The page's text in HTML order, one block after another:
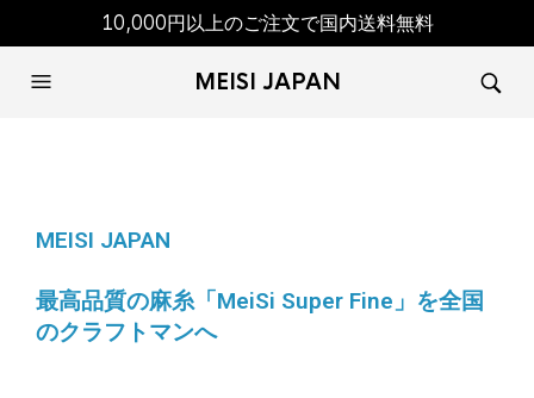
10,000円以上のご注文で国内送料無料
MEISI JAPAN
MEISI JAPAN
最高品質の麻糸「MeiSi Super Fine」を全国
のクラフトマンへ